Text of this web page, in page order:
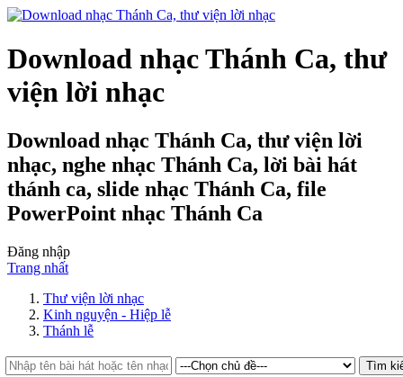
Download nhạc Thánh Ca, thư
viện lời nhạc
Download nhạc Thánh Ca, thư viện lời
nhạc, nghe nhạc Thánh Ca, lời bài hát
thánh ca, slide nhạc Thánh Ca, file
PowerPoint nhạc Thánh Ca
Đăng nhập
Trang nhất
Thư viện lời nhạc
Kinh nguyện - Hiệp lễ
Thánh lễ